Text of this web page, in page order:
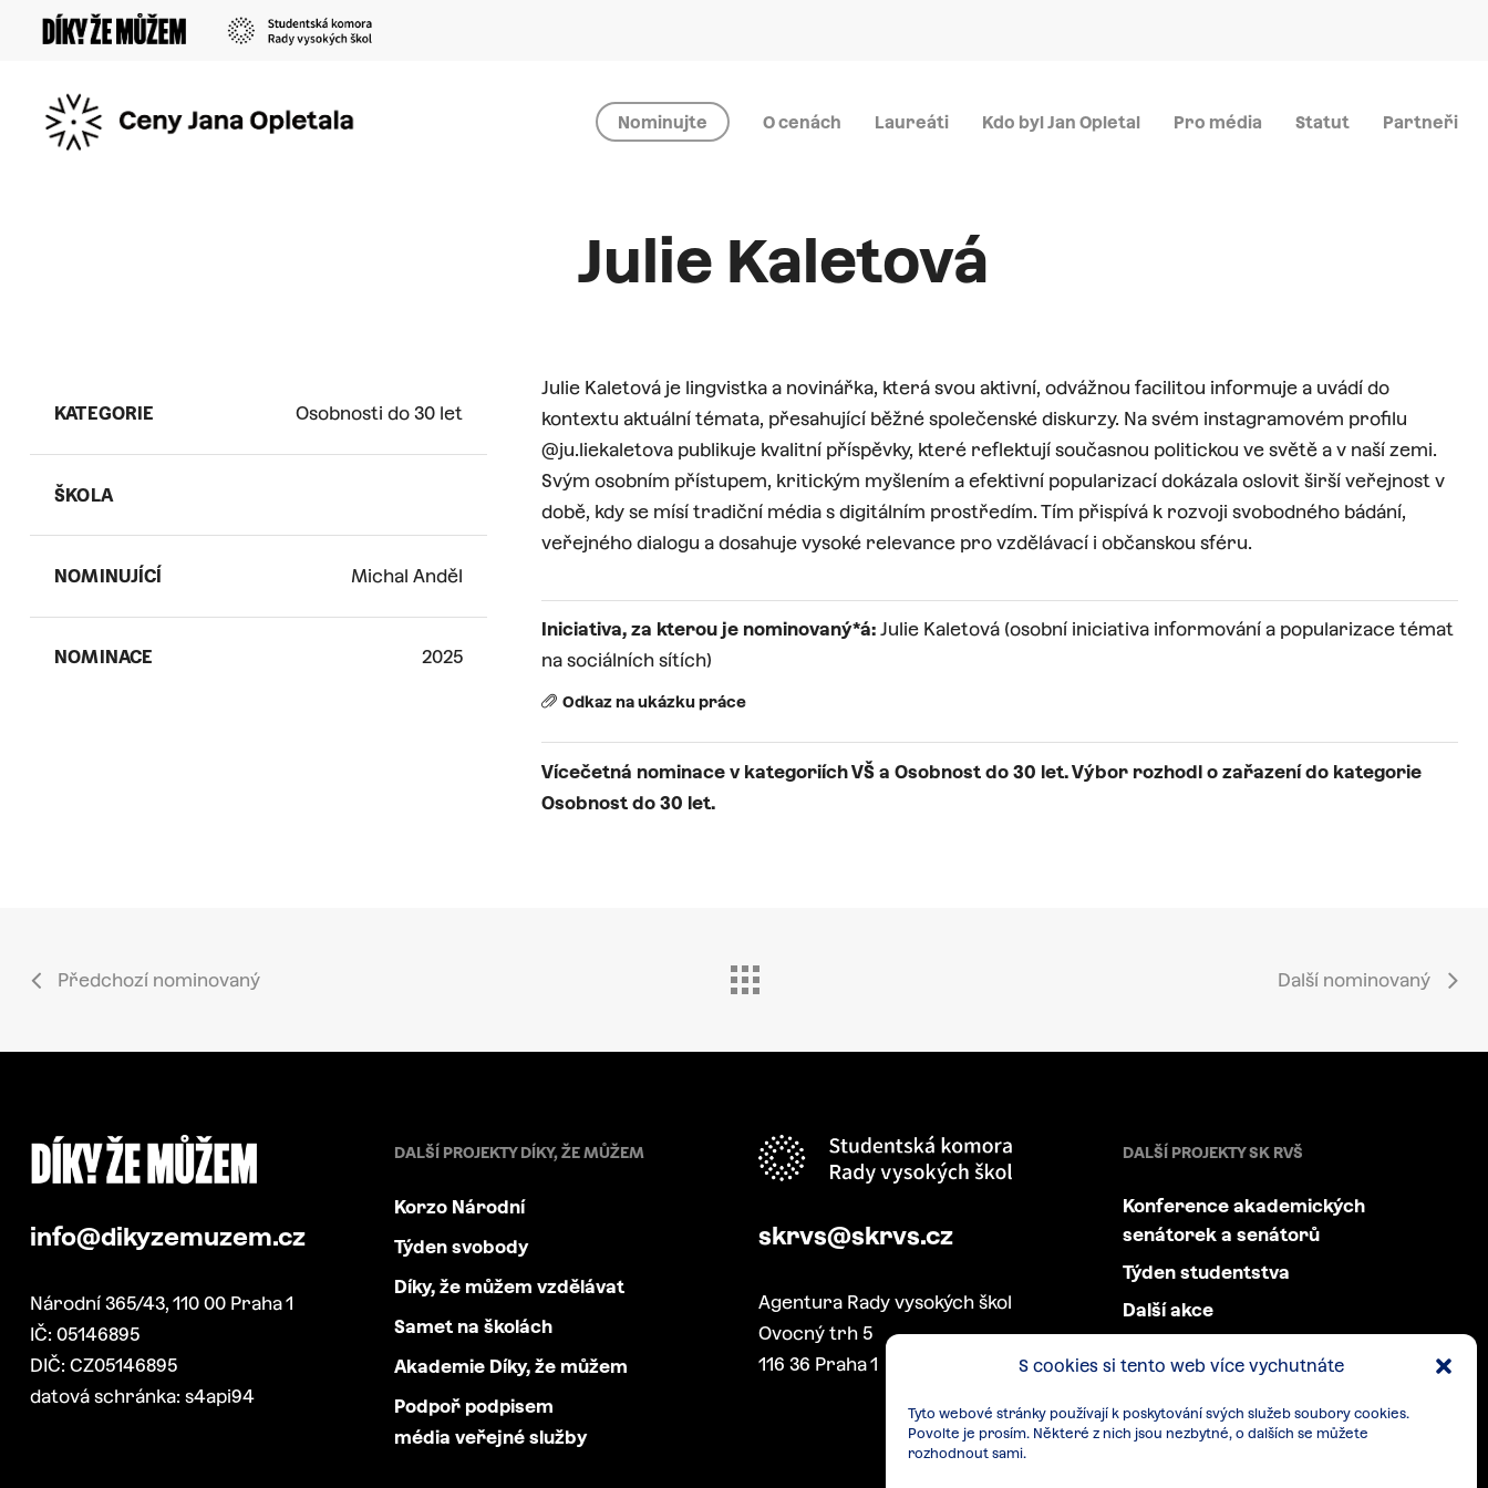
S cookies si tento web více vychutnáte
Tyto webové stránky používají k poskytování svých služeb soubory cookies.
Povolte je prosím. Některé z nich jsou nezbytné, o dalších se můžete
rozhodnout sami.
content
Nominujte O cenách Laureáti Kdo byl Jan Opletal Pro média Statut Partneři
Julie Kaletová
KATEGORIE Osobnosti do 30 let
ŠKOLA
NOMINUJÍCÍ Michal Anděl
NOMINACE 2025
Julie Kaletová je lingvistka a novinářka, která svou aktivní, odvážnou facilitou informuje a uvádí do
kontextu aktuální témata, přesahující běžné společenské diskurzy. Na svém instagramovém profilu
@ju.liekaletova publikuje kvalitní příspěvky, které reflektují současnou politickou ve světě a v naší zemi.
Svým osobním přístupem, kritickým myšlením a efektivní popularizací dokázala oslovit širší veřejnost v
době, kdy se mísí tradiční média s digitálním prostředím. Tím přispívá k rozvoji svobodného bádání,
veřejného dialogu a dosahuje vysoké relevance pro vzdělávací i občanskou sféru.
Iniciativa, za kterou je nominovaný*á: Julie Kaletová (osobní iniciativa informování a popularizace témat
na sociálních sítích)
Odkaz na ukázku práce
Vícečetná nominace v kategoriích VŠ a Osobnost do 30 let. Výbor rozhodl o zařazení do kategorie
Osobnost do 30 let.
Předchozí nominovaný Další nominovaný
info@dikyzemuzem.cz
Národní 365/43, 110 00 Praha 1
IČ: 05146895
DIČ: CZ05146895
datová schránka: s4api94
DALŠÍ PROJEKTY DÍKY, ŽE MŮŽEM
Korzo Národní
Týden svobody
Díky, že můžem vzdělávat
Samet na školách
Akademie Díky, že můžem
Podpoř podpisem
média veřejné služby
skrvs@skrvs.cz
Agentura Rady vysokých škol
Ovocný trh 5
116 36 Praha 1
DALŠÍ PROJEKTY SK RVŠ
Konference akademických
senátorek a senátorů
Týden studentstva
Další akce